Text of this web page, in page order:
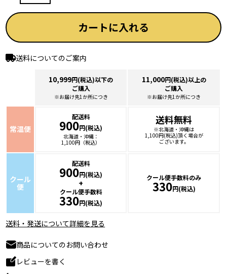
カートに入れる
送料についてのご案内
10,999円(税込)以下の
ご購入
※お届け先1か所につき
11,000円(税込)以上の
ご購入
※お届け先1か所につき
常温便
配送料
900円(税込)
北海道・沖縄：
1,100円（税込）
送料無料
※北海道・沖縄は
1,100円(税込)頂く場合が
ございます。
クール
便
配送料
900円(税込)
+
クール便手数料
330円(税込)
クール便手数料のみ
330円(税込)
送料・発送について詳細を見る
商品についてのお問い合わせ
レビューを書く